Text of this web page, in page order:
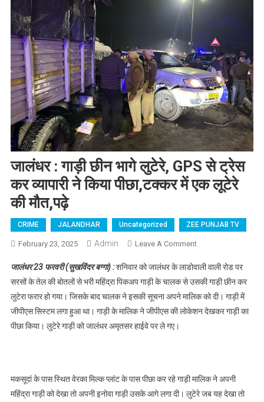
जालंधर : गाड़ी छीन भागे लुटेरे, GPS से ट्रेस
कर व्यापारी ने किया पीछा,टक्कर में एक लूटेरे
की मौत,पढ़े
CRIME JALANDHAR Uncategorized ZEE PUNJAB TV
February 23, 2025 Admin Leave A CommentOn जालंधर : गाड़ी
से ट्रेस कर व्यापारी
ने किया पीछा,टक्कर
में एक लूटेरे की
मौत,पढ़े
जालंधर 23 फरवरी (सुखविंदर बग्गा) :शनिवार को जालंधर के लाडोवाली वाली रोड पर
सरसों के तेल की बोतलों से भरी महिंद्रा पिकअप गाड़ी के चालक से उसकी गाड़ी छीन कर
लुटेरा फरार हो गया। जिसके बाद चालक ने इसकी सूचना अपने मालिक को दी। गाड़ी में
जीपीएस सिस्टम लगा हुआ था। गाड़ी के मालिक ने जीपीएस की लोकेशन देखकर गाड़ी का
पीछा किया। लुटेरे गाड़ी को जालंधर अमृतसर हाईवे पर ले गए।
मकसूदां के पास स्थित वेरका मिल्क प्लांट के पास पीछा कर रहे गाड़ी मालिक ने अपनी
महिंद्रा गाड़ी को देखा तो अपनी इनोवा गाड़ी उसके आगे लगा दी। लुटेरे जब यह देखा तो